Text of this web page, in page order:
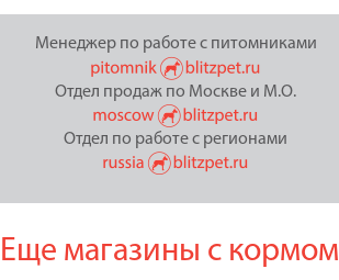
Менеджер по работе с питомниками
Отдел продаж по Москве и М.О.
Отдел по работе с регионами
Еще магазины с кормом